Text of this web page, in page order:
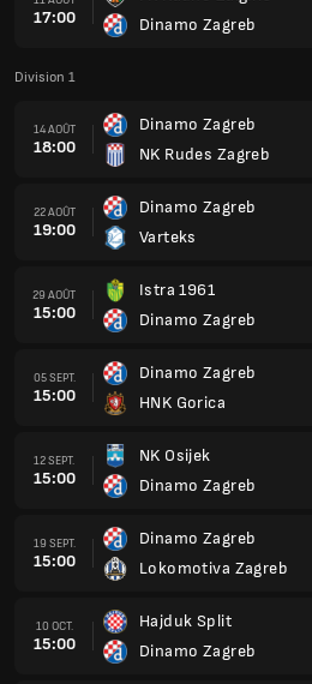
17:00
Dinamo Zagreb
Division 1
14 AOÛT
18:00
Dinamo Zagreb
NK Rudes Zagreb
22 AOÛT
19:00
Dinamo Zagreb
Varteks
29 AOÛT
15:00
Istra 1961
Dinamo Zagreb
05 SEPT.
15:00
Dinamo Zagreb
HNK Gorica
12 SEPT.
15:00
NK Osijek
Dinamo Zagreb
19 SEPT.
15:00
Dinamo Zagreb
Lokomotiva Zagreb
10 OCT.
15:00
Hajduk Split
Dinamo Zagreb